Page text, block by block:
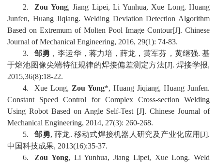
2. Zou Yong, Jiang Lipei, Li Yunhua, Xue Long, Huang
Junfen, Huang Jiqiang. Welding Deviation Detection Algorithm
Based on Extremum of Molten Pool Image Contour[J]. Chinese
Journal of Mechanical Engineering, 2016, 29(1): 74-83.
3. 邹勇 ，李运华，蒋力培，薛龙，黄军芬，黄继强.基
于熔池图像尖端特征规律的焊接偏差测定方法[J].焊接学报,
2015,36(8):18-22.
4. Xue Long, Zou Yong*, Huang Jiqiang, Huang Junfen.
Constant Speed Control for Complex Cross-section Welding
Using Robot Based on Angle Self-Test [J]. Chinese Journal of
Mechanical Engineering, 2014, 27(3): 260-268.
5. 邹勇,薛龙. 移动式焊接机器人研究及产业化应用 [J].
中国科技成果, 2013(16):35-37.
6. Zou Yong, Li Yunhua, Jiang Lipei, Xue Long. Weld